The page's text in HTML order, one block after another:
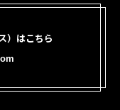
）はこちら